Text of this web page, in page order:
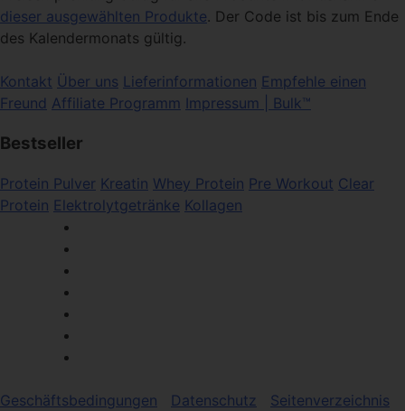
dieser ausgewählten Produkte. Der Code ist bis zum Ende
des Kalendermonats gültig.
Kontakt Über uns Lieferinformationen Empfehle einen
Freund Affiliate Programm Impressum | Bulk™
Bestseller
Protein Pulver Kreatin Whey Protein Pre Workout Clear
Protein Elektrolytgetränke Kollagen
Geschäftsbedingungen Datenschutz Seitenverzeichnis